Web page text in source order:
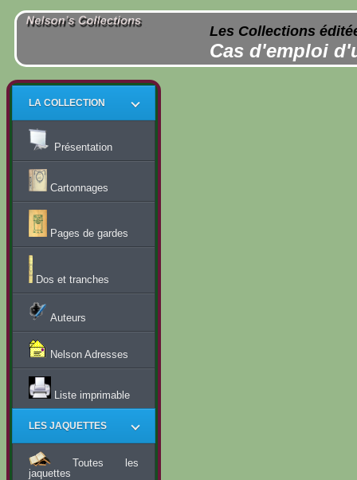
Les Collections
Cas d'emploi
LA COLLECTION
Présentation
Cartonnages
Pages de gardes
Dos et tranches
Auteurs
Nelson Adresses
Liste imprimable
LES JAQUETTES
Toutes les
jaquettes